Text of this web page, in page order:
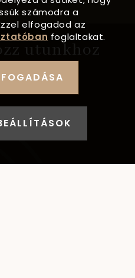
utunkhoz
számodra a
elfogadod az
foglaltakat.